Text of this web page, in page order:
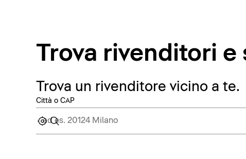
Trova rivenditori e
Trova un rivenditore vicino a te.
Città o CAP